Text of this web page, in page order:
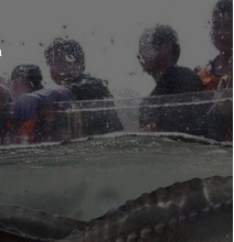
Innovaci